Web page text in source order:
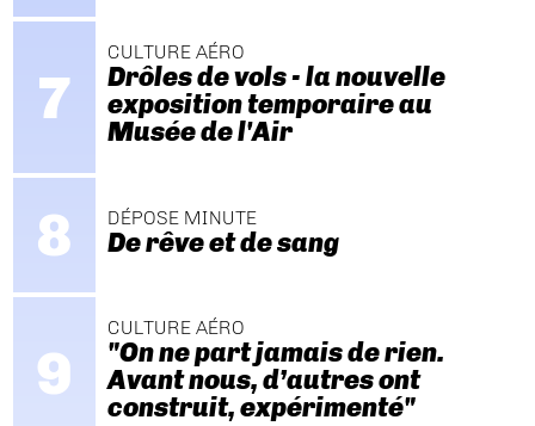
CULTURE AÉRO
Drôles de vols - la nouvelle
exposition temporaire au
Musée de l'Air
DÉPOSE MINUTE
De rêve et de sang
CULTURE AÉRO
"On ne part jamais de rien.
Avant nous, d’autres ont
construit, expérimenté"